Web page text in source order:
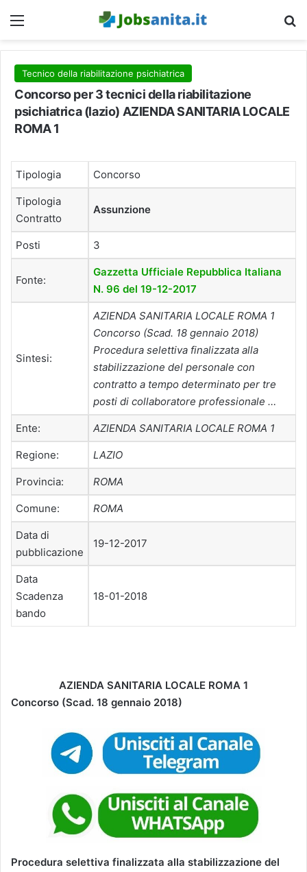
Menu
Tecnico della riabilitazione psichiatrica
Concorso per 3 tecnici della riabilitazione
psichiatrica (lazio) AZIENDA SANITARIA LOCALE
ROMA 1
Tipologia Concorso
Tipologia
Contratto
Assunzione
Posti 3
Fonte:
Gazzetta Ufficiale Repubblica Italiana
N. 96 del 19-12-2017
Sintesi:
AZIENDA SANITARIA LOCALE ROMA 1
Concorso (Scad. 18 gennaio 2018)
Procedura selettiva finalizzata alla
stabilizzazione del personale con
contratto a tempo determinato per tre
posti di collaboratore professionale …
Ente: AZIENDA SANITARIA LOCALE ROMA 1
Regione: LAZIO
Provincia: ROMA
Comune: ROMA
Data di
pubblicazione
19-12-2017
Data
Scadenza
bando
18-01-2018
AZIENDA SANITARIA LOCALE ROMA 1
Concorso (Scad. 18 gennaio 2018)
Procedura selettiva finalizzata alla stabilizzazione del